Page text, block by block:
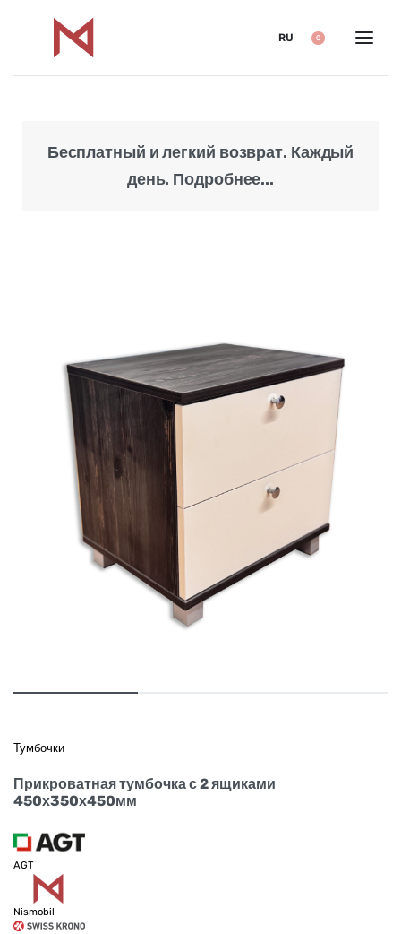
RU 0
Бесплатный и легкий возврат. Каждый
день. Подробнее...
Тумбочки
Прикроватная тумбочка с 2 ящиками
450х350х450мм
AGT
Nismobil